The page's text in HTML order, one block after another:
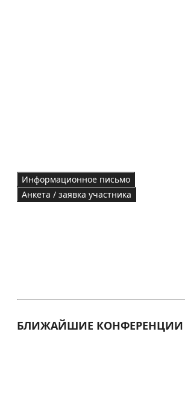
Информационное письмо
Анкета / заявка участника
БЛИЖАЙШИЕ КОНФЕРЕНЦИИ